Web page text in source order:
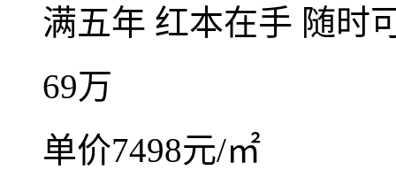
满五年 红本在手 随时
69万
单价7498元/㎡